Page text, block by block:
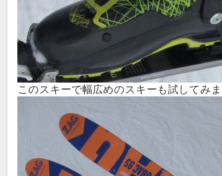
このスキーで幅広めのスキーも試してみ